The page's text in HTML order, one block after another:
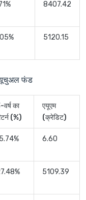
8407.42
5120.15
म्यूचुअल फंड
का
(%)
एयूएम
(क्रेडिट)
6.60
5109.39